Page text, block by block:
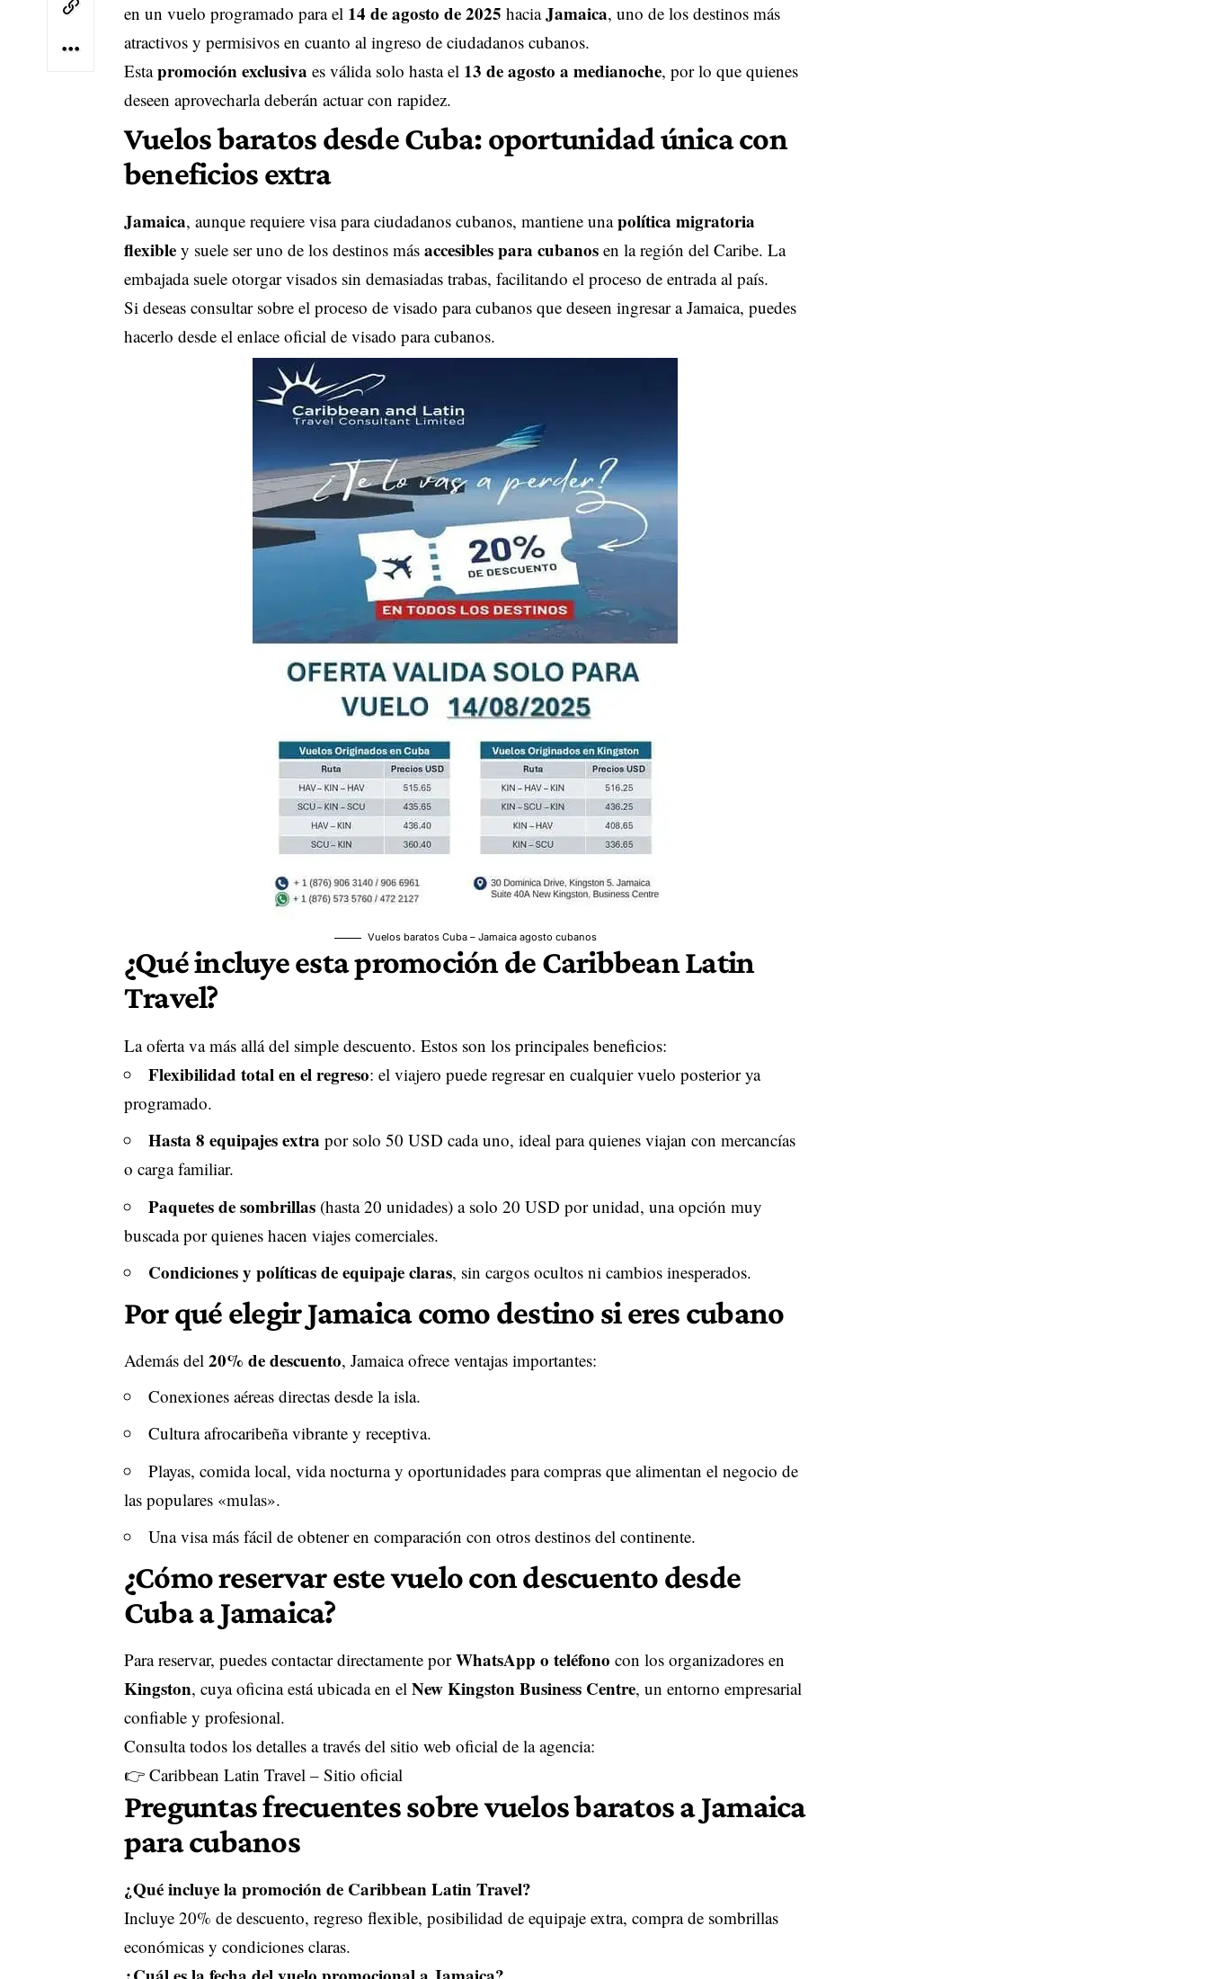
en un vuelo programado para el 14 de agosto de 2025 haciaJamaica, uno de los destinos más
atractivos y permisivos en cuanto al ingreso de ciudadanos cubanos.
Estapromoción exclusiva es válida solo hasta el 13 de agosto a medianoche, por lo que quienes
deseen aprovecharla deberán actuar con rapidez.
Vuelos baratos desde Cuba: oportunidad única con
beneficios extra
Jamaica, aunque requiere visa para ciudadanos cubanos, mantiene unapolítica migratoria
flexibley suele ser uno de los destinos más accesibles para cubanosen la región del Caribe. La
embajada suele otorgar visados sin demasiadas trabas, facilitando el proceso de entrada al país.
Si deseas consultar sobre el proceso de visado para cubanos que deseen ingresar a Jamaica, puedes
hacerlo desde el enlace oficial de visado para cubanos.
Vuelos baratos Cuba – Jamaica agosto cubanos
¿Qué incluye esta promoción de Caribbean Latin
Travel?
La oferta va más allá del simple descuento. Estos son los principales beneficios:
Flexibilidad total en el regreso: el viajero puede regresar en cualquier vuelo posterior ya
programado.
Hasta 8 equipajes extra por solo 50 USD cada uno, ideal para quienes viajan con mercancías
o carga familiar.
Paquetes de sombrillas(hasta 20 unidades) a solo 20 USD por unidad, una opción muy
buscada por quienes hacen viajes comerciales.
Condiciones y políticas de equipaje claras, sin cargos ocultos ni cambios inesperados.
Por qué elegir Jamaica como destino si eres cubano
Además del 20% de descuento, Jamaica ofrece ventajas importantes:
Conexiones aéreas directas desde la isla.
Cultura afrocaribeña vibrante y receptiva.
Playas, comida local, vida nocturna y oportunidades para compras que alimentan el negocio de
las populares «mulas».
Una visa más fácil de obtener en comparación con otros destinos del continente.
¿Cómo reservar este vuelo con descuento desde
Cuba a Jamaica?
Para reservar, puedes contactar directamente porWhatsApp o teléfono con los organizadores en
Kingston, cuya oficina está ubicada en el New Kingston Business Centre, un entorno empresarial
confiable y profesional.
Consulta todos los detalles a través del sitio web oficial de la agencia:
👉 Caribbean Latin Travel – Sitio oficial
Preguntas frecuentes sobre vuelos baratos a Jamaica
para cubanos
¿Qué incluye la promoción de Caribbean Latin Travel?
Incluye 20% de descuento, regreso flexible, posibilidad de equipaje extra, compra de sombrillas
económicas y condiciones claras.